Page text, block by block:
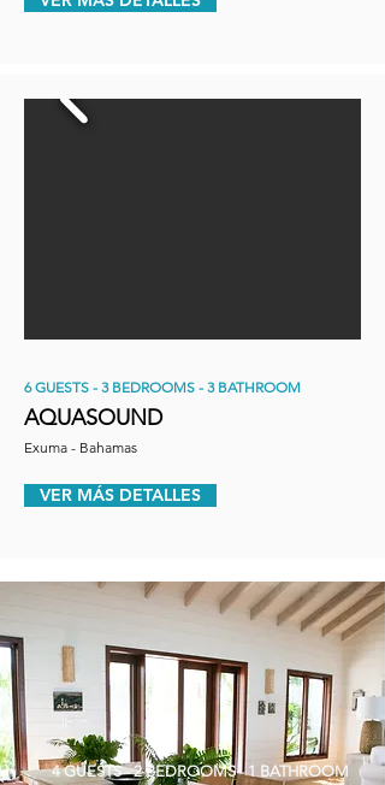
6 GUESTS - 3 BEDROOMS - 3 BATHROOM
AQUASOUND
Exuma - Bahamas
VER MÁS DETALLES
4 GUESTS - 2 BEDROOMS - 1 BATHROOM